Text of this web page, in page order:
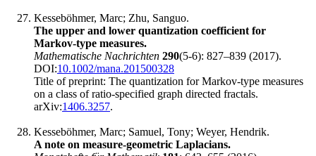
Kesseböhmer, Marc; Zhu, Sanguo.
The upper and lower quantization coefficient for
Markov-type measures.
Mathematische Nachrichten 290(5-6): 827‍–839 (2017).
DOI:10.1002/mana.201500328
Title of preprint: The quantization for Markov-type measures
on a class of ratio-specified graph directed fractals.
arXiv:1406.3257.
Kesseböhmer, Marc; Samuel, Tony; Weyer, Hendrik.
A note on measure-geometric Laplacians.